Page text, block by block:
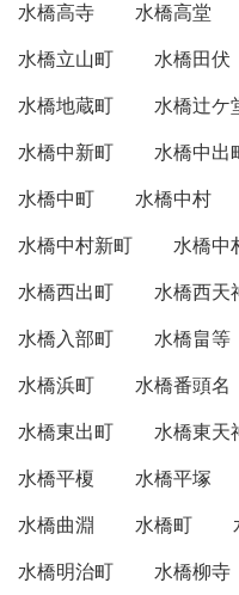
水橋高寺
水橋高堂
水橋立山町
水橋田伏
水橋地蔵町
水橋辻ケ
水橋中新町
水橋中出
水橋中町
水橋中村
水橋中村新町
水橋中
水橋西出町
水橋西天
水橋入部町
水橋畠等
水橋浜町
水橋番頭名
水橋東出町
水橋東天
水橋平榎
水橋平塚
水橋曲淵
水橋町
水橋明治町
水橋柳寺